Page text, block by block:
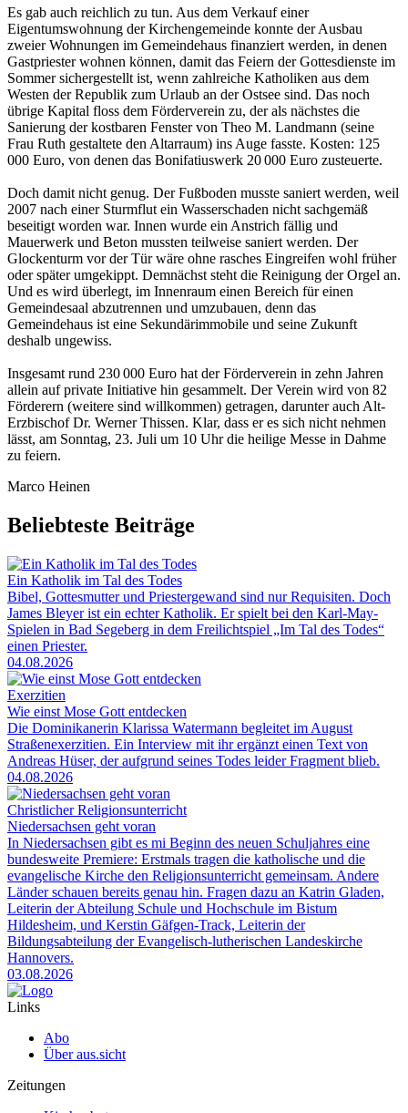
Es gab auch reichlich zu tun. Aus dem Verkauf einer
Eigentumswohnung der Kirchengemeinde konnte der Ausbau
zweier Wohnungen im Gemeindehaus finanziert werden, in denen
Gastpriester wohnen können, damit das Feiern der Gottesdienste im
Sommer sichergestellt ist, wenn zahlreiche Katholiken aus dem
Westen der Republik zum Urlaub an der Ostsee sind. Das noch
übrige Kapital floss dem Förderverein zu, der als nächstes die
Sanierung der kostbaren Fenster von Theo M. Landmann (seine
Frau Ruth gestaltete den Altarraum) ins Auge fasste. Kosten: 125
000 Euro, von denen das Bonifatiuswerk 20 000 Euro zusteuerte.
Doch damit nicht genug. Der Fußboden musste saniert werden, weil
2007 nach einer Sturmflut ein Wasserschaden nicht sachgemäß
beseitigt worden war. Innen wurde ein Anstrich fällig und
Mauerwerk und Beton mussten teilweise saniert werden. Der
Glockenturm vor der Tür wäre ohne rasches Eingreifen wohl früher
oder später umgekippt. Demnächst steht die Reinigung der Orgel an.
Und es wird überlegt, im Innenraum einen Bereich für einen
Gemeinde­saal abzutrennen und umzubauen, denn das
Gemeindehaus ist eine Sekundärimmobile und seine Zukunft
deshalb ungewiss.
Insgesamt rund 230 000 Euro hat der Förderverein in zehn Jahren
allein auf private Initiative hin gesammelt. Der Verein wird von 82
Förderern (weitere sind willkommen) getragen, darunter auch Alt-
Erzbischof Dr. Werner Thissen. Klar, dass er es sich nicht nehmen
lässt, am Sonntag, 23. Juli um 10 Uhr die heilige Messe in Dahme
zu feiern.
Marco Heinen
Beliebteste Beiträge
Ein Katholik im Tal des Todes
Bibel, Gottesmutter und Priestergewand sind nur Requisiten. Doch
James Bleyer ist ein echter Katholik. Er spielt bei den Karl-May-
Spielen in Bad Segeberg in dem Freilichtspiel „Im Tal des Todes“
einen Priester.
04.08.2026
Exerzitien
Wie einst Mose Gott entdecken
Die Dominikanerin Klarissa Watermann begleitet im August
Straßenexerzitien. Ein Interview mit ihr ergänzt einen Text von
Andreas Hüser, der aufgrund seines Todes leider Fragment blieb.
04.08.2026
Christlicher Religionsunterricht
Niedersachsen geht voran
In Niedersachsen gibt es mi Beginn des neuen Schuljahres eine
bundesweite Premiere: Erstmals tragen die katholische und die
evangelische Kirche den Religionsunterricht gemeinsam. Andere
Länder schauen bereits genau hin. Fragen dazu an Katrin Gladen,
Leiterin der Abteilung Schule und Hochschule im Bistum
Hildesheim, und Kerstin Gäfgen-Track, Leiterin der
Bildungsabteilung der Evangelisch-lutherischen Landeskirche
Hannovers.
03.08.2026
Links
Abo
Über aus.sicht
Zeitungen